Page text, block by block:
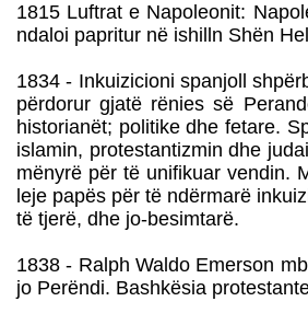
1815 Luftrat e Napoleonit:
ndaloi papritur në ishilln Shën
1834 - Inkuizicioni spanjoll
përdorur gjatë rënies së
historianët; politike dhe fetare.
islamin, protestantizmin dhe
mënyrë për të unifikuar vendin.
leje papës për të ndërmarë
të tjerë, dhe jo-besimtarë.
1838 - Ralph Waldo Emerson
jo Perëndi. Bashkësia